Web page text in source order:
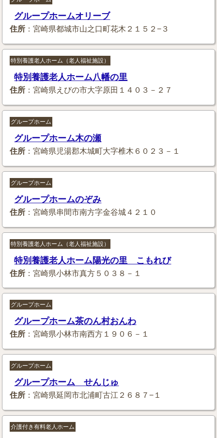
グループホームオリーブ
住所 ：宮崎県都城市山之口町花木２１５２−３
特別養護老人ホーム（老人福祉施設）
特別養護老人ホーム八幡の里
住所 ：宮崎県えびの市大字原田１４０３－２７
グループホーム
グループホーム木の瀬
住所 ：宮崎県児湯郡木城町大字椎木６０２３－１
グループホーム
グループホームのぞみ
住所 ：宮崎県串間市南方字金谷城４２１０
特別養護老人ホーム（老人福祉施設）
特別養護老人ホーム陽光の里 こもれび
住所 ：宮崎県小林市真方５０３８－１
グループホーム
グループホーム茶のん村おんわ
住所 ：宮崎県小林市南西方１９０６－１
グループホーム
グループホーム せんじゅ
住所 ：宮崎県延岡市北浦町古江２６８７−１
介護付き有料老人ホーム